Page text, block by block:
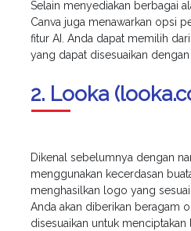
Selain menyediakan berbagai
Canva juga menawarkan opsi
fitur AI. Anda dapat memilih
yang dapat disesuaikan dengan
2. Looka
Dikenal sebelumnya dengan
menggunakan kecerdasan
menghasilkan logo yang
Anda akan diberikan beragam
disesuaikan untuk